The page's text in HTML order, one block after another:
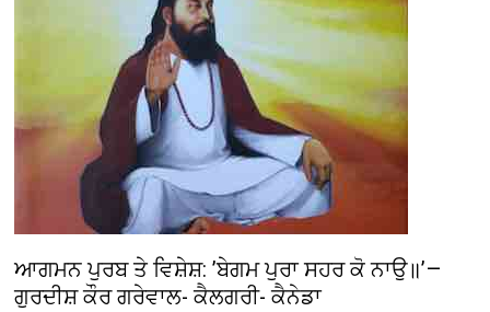
ਆਗਮਨ ਪੁਰਬ ਤੇ ਵਿਸ਼ੇਸ਼: ’ਬੇਗਮ ਪੁਰਾ ਸਹਰ ਕੋ ਨਾਉ॥’—
ਗੁਰਦੀਸ਼ ਕੌਰ ਗਰੇਵਾਲ- ਕੈਲਗਰੀ- ਕੈਨੇਡਾ